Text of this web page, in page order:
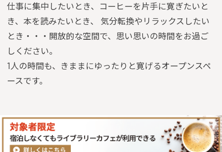
仕事に集中したいとき、コーヒーを片手に寛ぎたいと
き、本を読みたいとき、
気分転換やリラックスしたい
とき・・・開放的な空間で、思い思いの時間をお過ご
しください。
1人の時間も、きままにゆったりと寛げるオープンスペ
ースです。